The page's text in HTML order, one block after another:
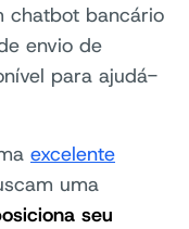
chatbot bancário
envio de
para ajudá-
excelente
uma
seu